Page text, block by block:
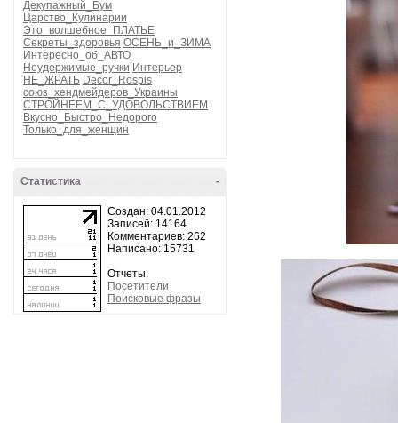
Декупажный_Бум
Царство_Кулинарии
Это_волшебное_ПЛАТЬЕ
Секреты_здоровья ОСЕНЬ_и_ЗИМА
Интересно_об_АВТО
Неудержимые_ручки Интерьер
НЕ_ЖРАТЬ Decor_Rospis
союз_хендмейдеров_Украины
СТРОЙНЕЕМ_С_УДОВОЛЬСТВИЕМ
Вкусно_Быстро_Недорого
Только_для_женщин
-
Статистика
Создан: 04.01.2012
Записей: 14164
Комментариев: 262
Написано: 15731
Отчеты:
Посетители
Поисковые фразы